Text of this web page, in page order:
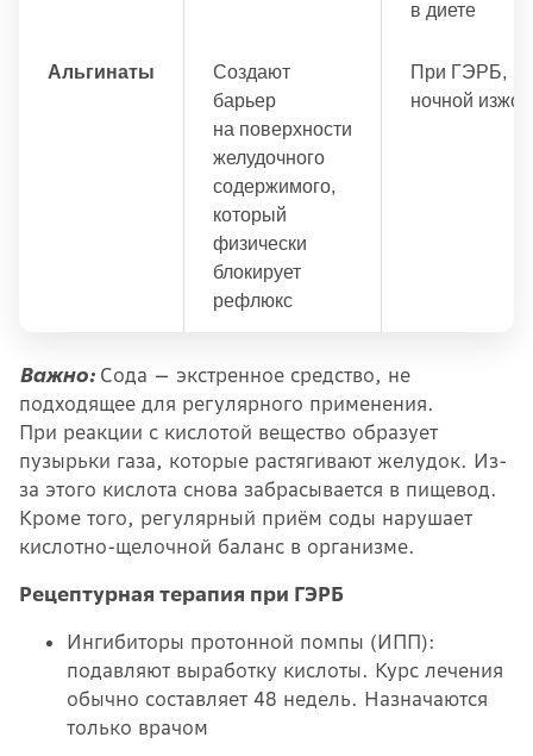
в диете
Альгинаты
Создают
барьер
на поверхности
желудочного
содержимого,
который
физически
блокирует
рефлюкс
При ГЭРБ,
ночной
Важно: Сода — экстренное средство, не
подходящее для регулярного применения.
При реакции с кислотой вещество образует
пузырьки газа, которые растягивают желудок. Из-
за этого кислота снова забрасывается в пищевод.
Кроме того, регулярный приём соды нарушает
кислотно-щелочной баланс в организме.
Рецептурная терапия при ГЭРБ
Ингибиторы протонной помпы (ИПП):
подавляют выработку кислоты. Курс лечения
обычно составляет 48 недель. Назначаются
только врачом